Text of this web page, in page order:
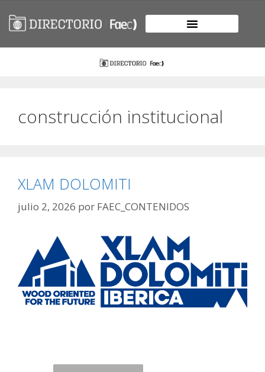
construcción institucional
XLAM DOLOMITI
julio 2, 2026 por FAEC_CONTENIDOS